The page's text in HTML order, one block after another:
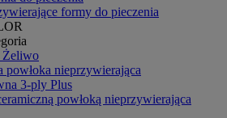
formy do pieczenia
Żeliwo
powłoka nieprzywierająca
3-ply Plus
powłoką nieprzywierająca